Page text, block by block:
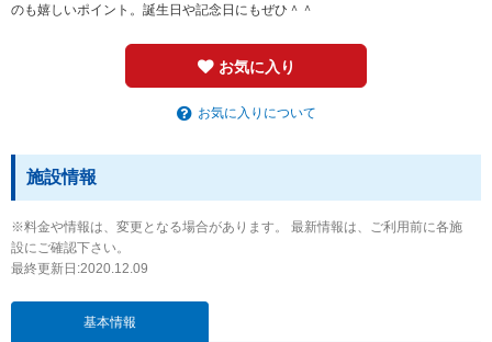
のも嬉しいポイント。誕生日や記念日にもぜひ＾＾
お気に入り
お気に入りについて
施設情報
※料金や情報は、変更となる場合があります。 最新情報は、ご利用前に各施
設にご確認下さい。
最終更新日:2020.12.09
基本情報